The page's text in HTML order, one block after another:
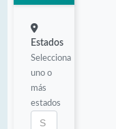
Estados
Selecciona
uno o
más
estados